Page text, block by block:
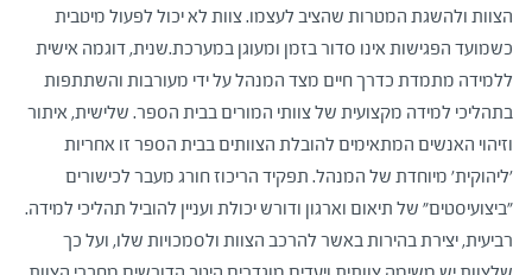
הצוות ולהשגת המטרות שהציב לעצמו. צוות לא יכול לפעול מיטבית
כשמועד הפגישות אינו סדור בזמן ומעוגן במערכת.שנית, דוגמה אישית
ללמידה מתמדת כדרך חיים מצד המנהל על ידי מעורבות והשתתפות
בתהליכי למידה מקצועית של צוותי המורים בבית הספר. שלישית, איתור
וזיהוי האנשים המתאימים להובלת הצוותים בבית הספר זו אחריות
'ליהוקית' מיוחדת של המנהל. תפקיד הריכוז חורג מעבר לכישורים
"ביצועיסטים" של תיאום וארגון ודורש יכולת ועניין להוביל תהליכי למידה.
רביעית, יצירת בהירות באשר להרכב הצוות ולסמכויות שלו, ועל כך